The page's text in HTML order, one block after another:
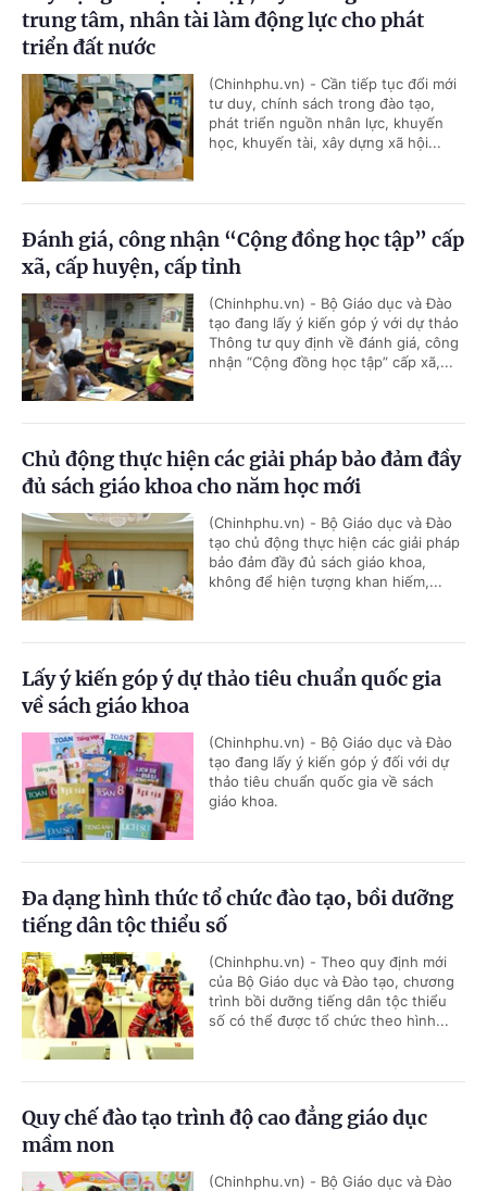
trung tâm, nhân tài làm động lực cho phát
triển đất nước
(Chinhphu.vn) - Cần tiếp tục đổi mới
tư duy, chính sách trong đào tạo,
phát triển nguồn nhân lực, khuyến
học, khuyến tài, xây dựng xã hội...
Đánh giá, công nhận “Cộng đồng học tập” cấp
xã, cấp huyện, cấp tỉnh
(Chinhphu.vn) - Bộ Giáo dục và Đào
tạo đang lấy ý kiến góp ý với dự thảo
Thông tư quy định về đánh giá, công
nhận “Cộng đồng học tập” cấp xã,...
Chủ động thực hiện các giải pháp bảo đảm đầy
đủ sách giáo khoa cho năm học mới
(Chinhphu.vn) - Bộ Giáo dục và Đào
tạo chủ động thực hiện các giải pháp
bảo đảm đầy đủ sách giáo khoa,
không để hiện tượng khan hiếm,...
Lấy ý kiến góp ý dự thảo tiêu chuẩn quốc gia
về sách giáo khoa
(Chinhphu.vn) - Bộ Giáo dục và Đào
tạo đang lấy ý kiến góp ý đối với dự
thảo tiêu chuẩn quốc gia về sách
giáo khoa.
Đa dạng hình thức tổ chức đào tạo, bồi dưỡng
tiếng dân tộc thiểu số
(Chinhphu.vn) - Theo quy định mới
của Bộ Giáo dục và Đào tạo, chương
trình bồi dưỡng tiếng dân tộc thiểu
số có thể được tổ chức theo hình...
Quy chế đào tạo trình độ cao đẳng giáo dục
mầm non
(Chinhphu.vn) - Bộ Giáo dục và Đào